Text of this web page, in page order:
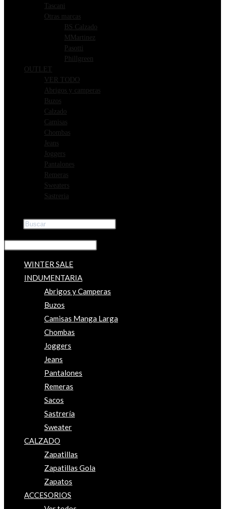
Tascani
Otras marcas
BS Calzado
MMartinez
Pasotti
Phillgreen
OUTLET
VER TODO
Abrigos y camperas
Buzos
Calzado
Camisas
Chombas
Jeans
Joggers
Pantalones
Remeras
Sweaters
Sastreria
WINTER SALE
INDUMENTARIA
Abrigos y Camperas
Buzos
Camisas Manga Larga
Chombas
Joggers
Jeans
Pantalones
Remeras
Sacos
Sastrería
Sweater
CALZADO
Zapatillas
Zapatillas Gola
Zapatos
ACCESORIOS